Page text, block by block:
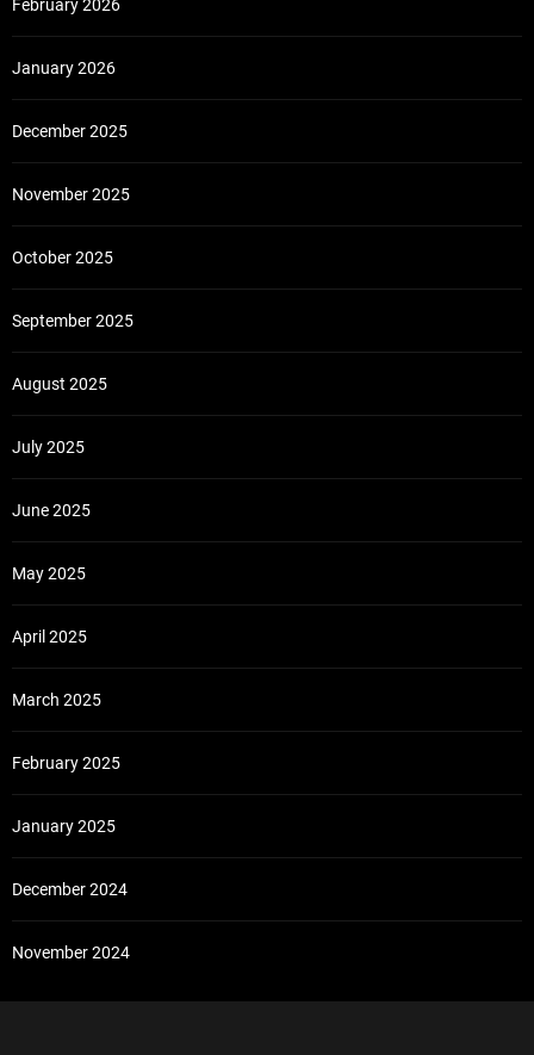
February 2026
January 2026
December 2025
November 2025
October 2025
September 2025
August 2025
July 2025
June 2025
May 2025
April 2025
March 2025
February 2025
January 2025
December 2024
November 2024